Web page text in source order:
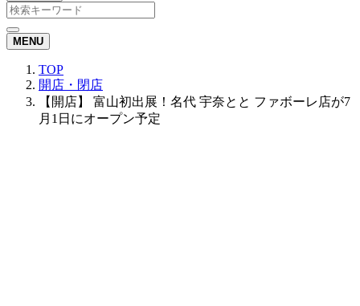
MENU
TOP
開店・閉店
【開店】 富山初出展！名代 宇奈とと ファボーレ店が7
月1日にオープン予定